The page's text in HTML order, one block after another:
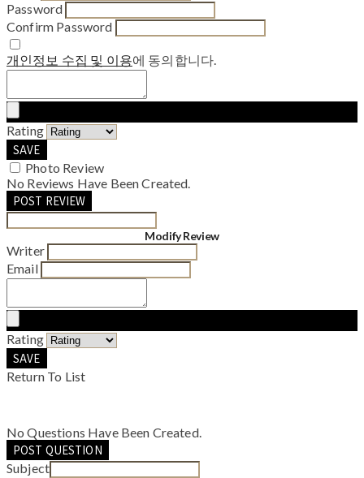
Password
Confirm Password
개인정보 수집 및 이용에 동의합니다.
Rating
SAVE
Photo Review
No Reviews Have Been Created.
POST REVIEW
Modify Review
Writer
Email
Rating
SAVE
Return To List
No Questions Have Been Created.
POST QUESTION
Subject